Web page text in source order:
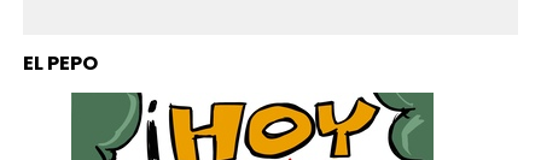
EL PEPO